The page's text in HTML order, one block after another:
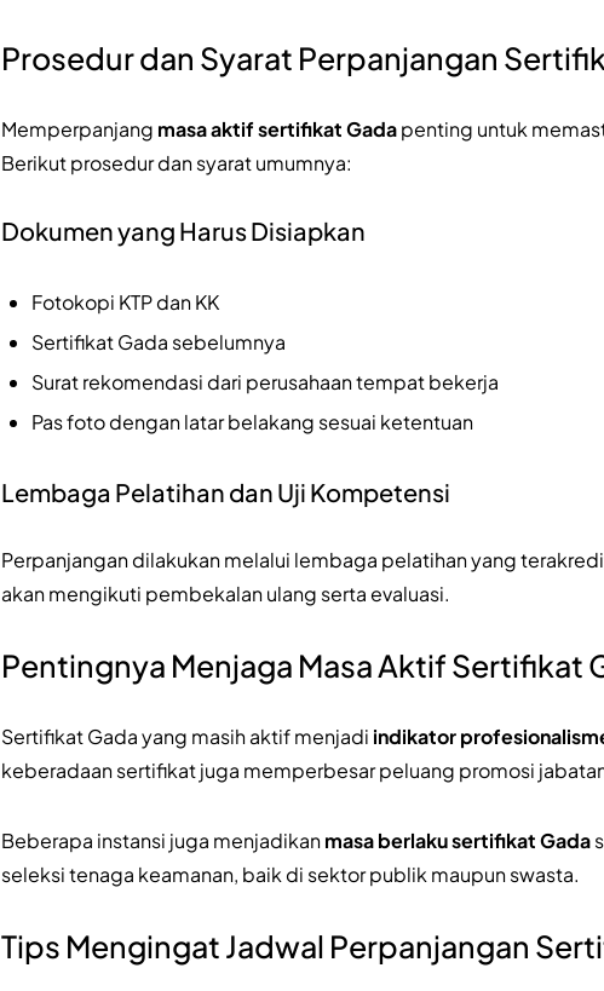
Prosedur dan Syarat Perpanjangan
Memperpanjang masa aktif sertifikat Gadapenting untuk
Berikut prosedur dan syarat umumnya:
Dokumen yang Harus Disiapkan
Fotokopi KTP dan KK
Sertifikat Gada sebelumnya
Surat rekomendasi dari perusahaan tempat bekerja
Pas foto dengan latar belakang sesuai ketentuan
Lembaga Pelatihan dan Uji Kompetensi
Perpanjangan dilakukan melalui lembaga pelatihan yang
akan mengikuti pembekalan ulang serta evaluasi.
Pentingnya Menjaga Masa Aktif Sertifikat
Sertifikat Gada yang masih aktif menjadi indikator
keberadaan sertifikat juga memperbesar peluang promosi
Beberapa instansi juga menjadikanmasa berlaku sertifikat Gada
seleksi tenaga keamanan, baik di sektor publik maupun swasta.
Tips Mengingat Jadwal Perpanjangan